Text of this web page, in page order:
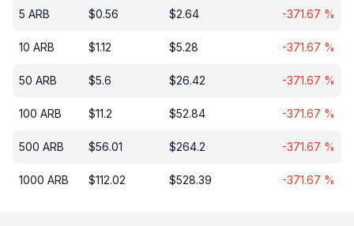
5 ARB $0.56 $2.64 -371.67 %
10 ARB $1.12 $5.28 -371.67 %
50 ARB $5.6 $26.42 -371.67 %
100 ARB $11.2 $52.84 -371.67 %
500 ARB $56.01 $264.2 -371.67 %
1000 ARB $112.02 $528.39 -371.67 %